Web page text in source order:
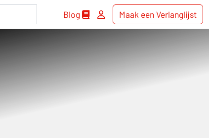
Blog Maak een Verlanglijst